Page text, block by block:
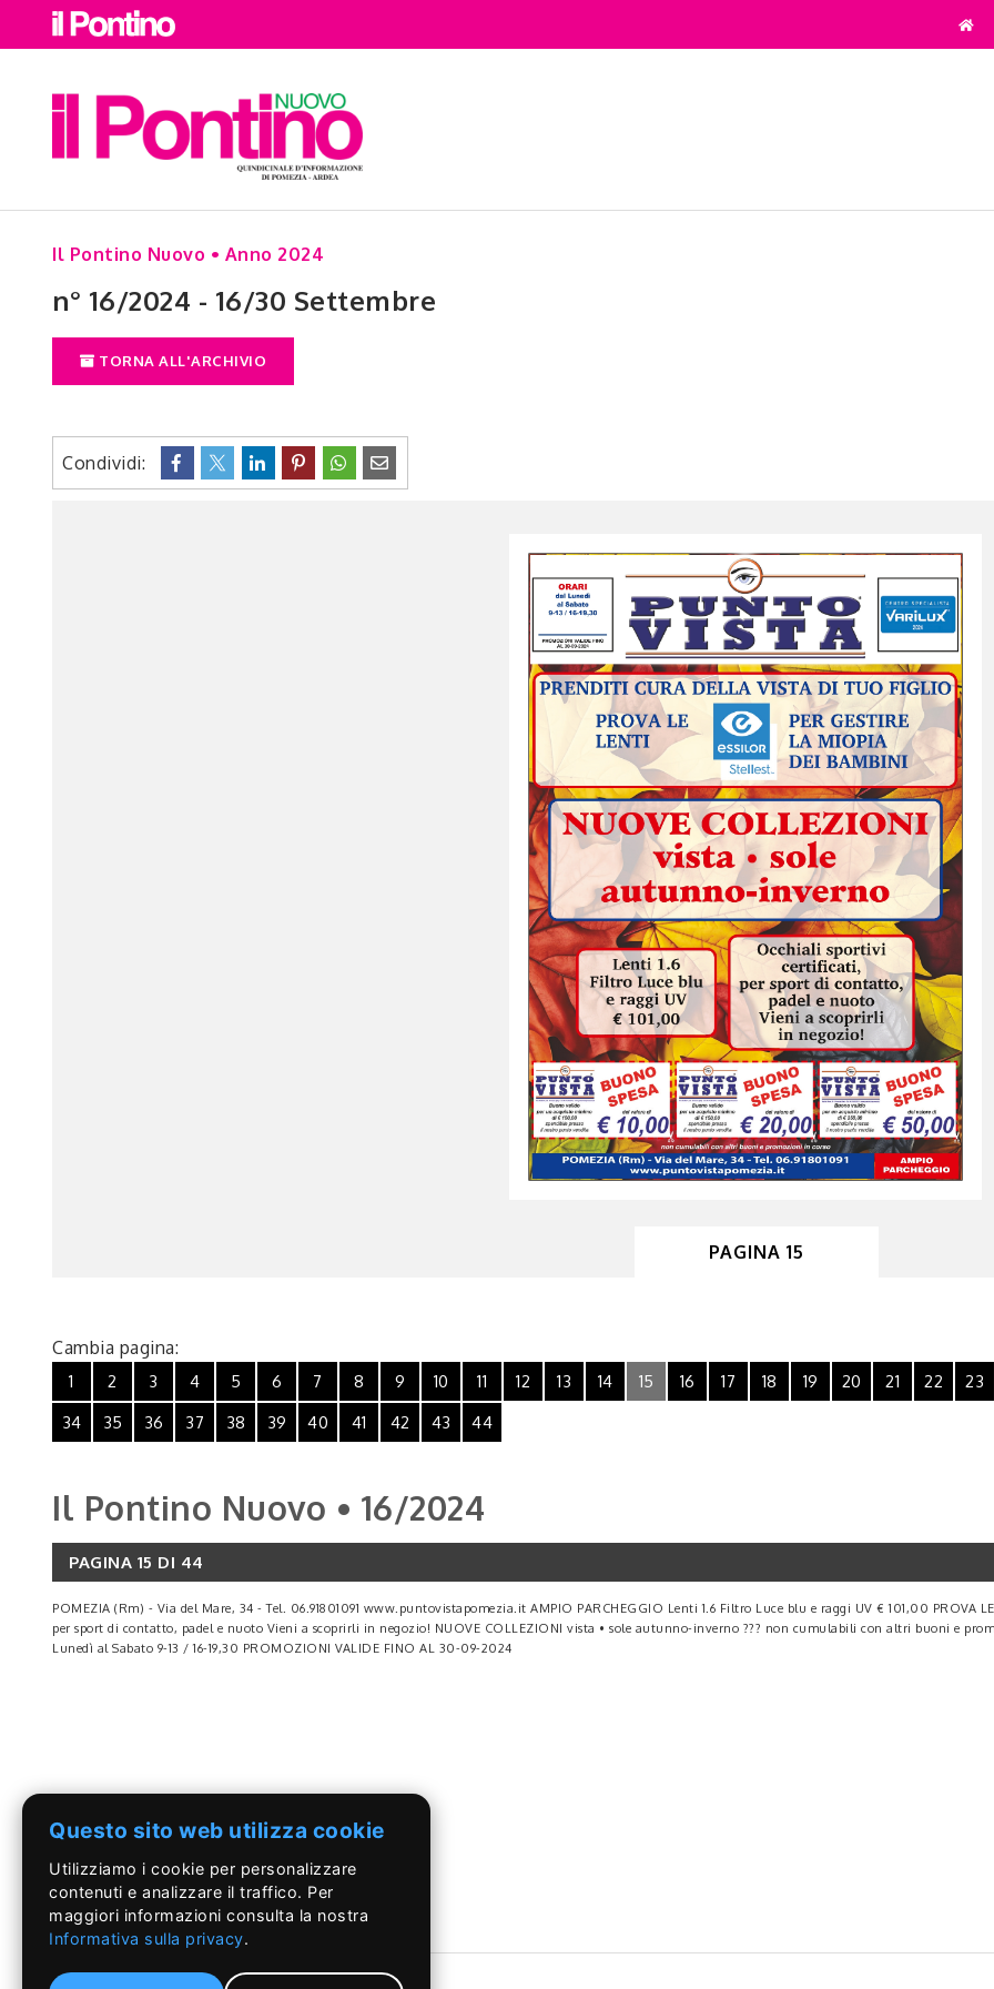
Il Pontino Nuovo • Anno 2024
n° 16/2024 - 16/30 Settembre
TORNA ALL'ARCHIVIO
Condividi:
PAGINA 15
Cambia pagina:
1 2 3 4 5 6 7 8 9 10 11 12 13 14 15 16 17 18 19 20 21 22 23
34
35 36 37 38 39 40 41 42 43 44
Il Pontino Nuovo • 16/2024
PAGINA 15 DI 44
POMEZIA (Rm) - Via del Mare, 34 - Tel. 06.91801091 www.puntovistapomezia.it AMPIO PARCHEGGIO Lenti 1.6 Filtro Luce blu e raggi UV € 101,00 PROVA
per sport di contatto, padel e nuoto Vieni a scoprirli in negozio! NUOVE COLLEZIONI vista • sole autunno-inverno ??? non cumulabili con altri buoni e
Lunedì al Sabato 9-13 / 16-19,30 PROMOZIONI VALIDE FINO AL 30-09-2024
Questo sito web utilizza cookie
Utilizziamo i cookie per personalizzare
contenuti e analizzare il traffico. Per
maggiori informazioni consulta la nostra
Informativa sulla privacy.